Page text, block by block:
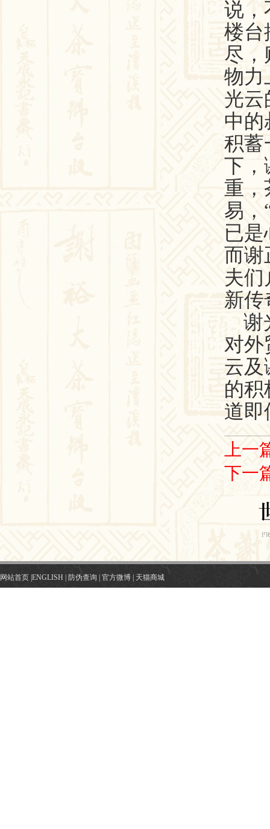
说，
楼台
尽
物力
光云
中的
积蓄
下，
重，
易，
已
而谢
夫们
新传
谢
对
云及
的积
道即
上一
下一
网站首页 ENGLISH 防伪查询 官方微博 天猫商城